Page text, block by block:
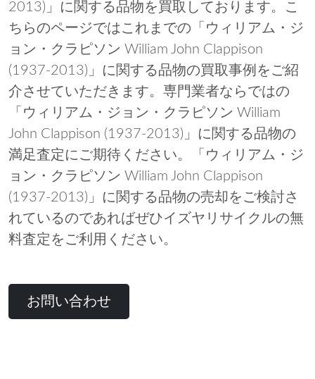
2013)」に関する品物を買取しております。こ
ちらのページではこれまでの「ウィリアム・ジ
ョン・クラピソン William John Clappison
(1937-2013)」に関する品物の買取事例をご紹
介させていただきます。専門業者ならではの
「ウィリアム・ジョン・クラピソン William
John Clappison (1937-2013)」に関する品物の
満足査定にご期待ください。「ウィリアム・ジ
ョン・クラピソン William John Clappison
(1937-2013)」に関する品物の売却をご検討さ
れているのであればぜひイズヤリサイクルの無
料査定をご利用ください。
お問い合わせ